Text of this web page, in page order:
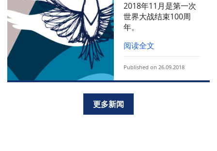
2018年11月是第一次
世界大战结束100周
年。
阅读全文
Published on 26.09.2018
更多新闻